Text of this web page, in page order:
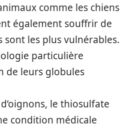
comme les chiens
également souffrir de
sont les plus vulnérables.
particulière
de leurs globules
le thiosulfate
condition médicale